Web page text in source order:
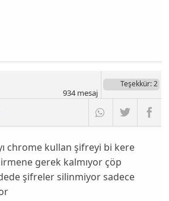
Teşekkür: 2
934mesaj
chrome kullan şifreyi bi kere
gerek kalmıyor çöp
şifreler silinmiyor sadece